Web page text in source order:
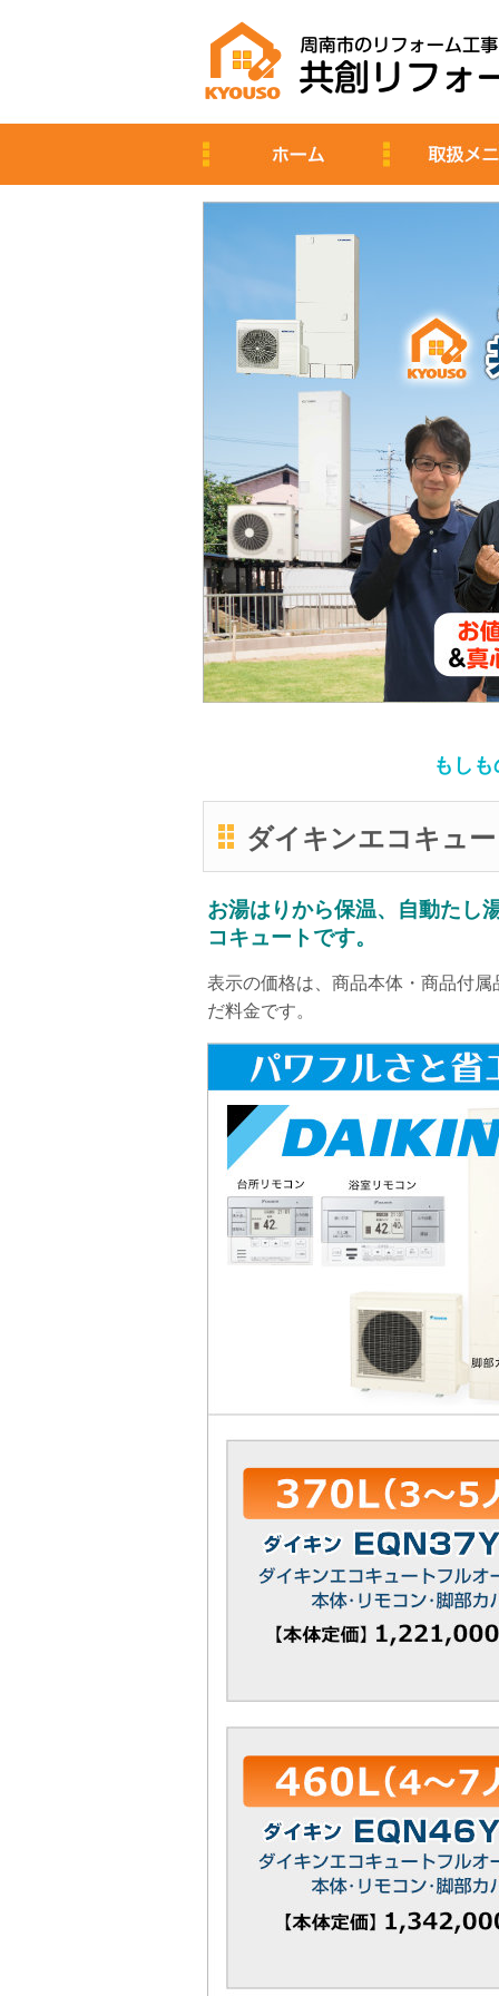
もし
ダイキンエコキュ
お湯はりから保温、自動たし
コキュートです。
表示の価格は、商品本体・商品付
だ料金です。